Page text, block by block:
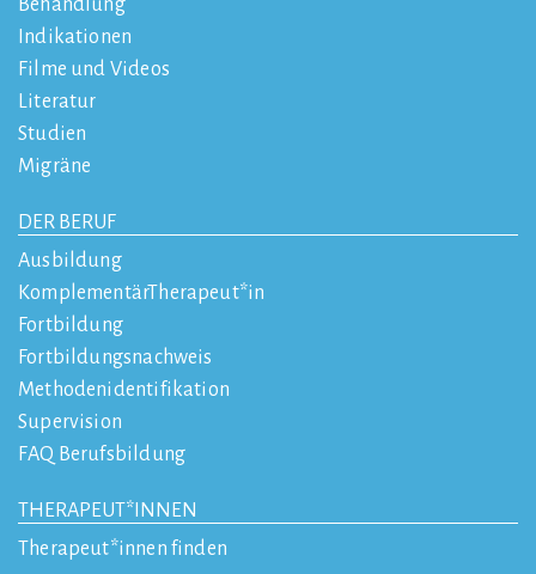
Behandlung
Indikationen
Filme und Videos
Literatur
Studien
Migräne
DER BERUF
Ausbildung
KomplementärTherapeut*in
Fortbildung
Fortbildungsnachweis
Methodenidentifikation
Supervision
FAQ Berufsbildung
THERAPEUT*INNEN
Therapeut*innen finden